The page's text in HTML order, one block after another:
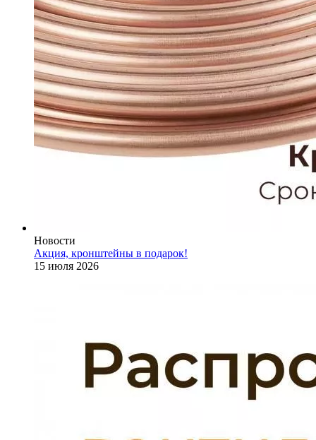
Новости
Акция, кронштейны в подарок!
15 июля 2026